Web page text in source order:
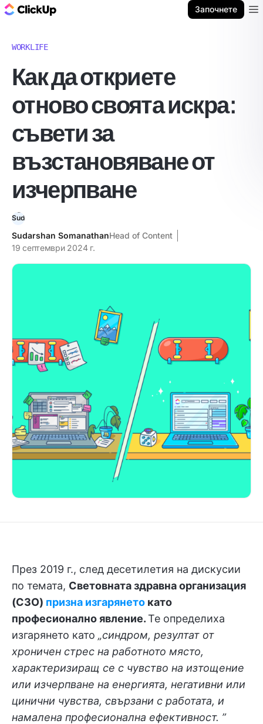
Започнете
WORKLIFE
Как да откриете
отново своята искра:
съвети за
възстановяване от
изчерпване
Sudarshan SomanathanHead of Content
19 септември 2024 г.
През 2019 г., след десетилетия на дискусии
по темата, Световната здравна организация
(СЗО) призна изгарянето като
професионално явление.Те определиха
изгарянето като „синдром, резултат от
хроничен стрес на работното място,
характеризиращ се с чувство на изтощение
или изчерпване на енергията, негативни или
цинични чувства, свързани с работата, и
намалена професионална ефективност. ”